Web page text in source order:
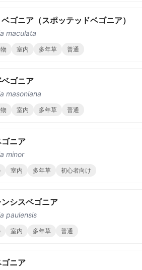
ゴニア（スポッテッドベゴニア）
maculata
室内 多年草 普通
ゴニア
masoniana
室内 多年草 普通
ニア
minor
室内 多年草 初心者向け
シスベゴニア
paulensis
室内 多年草 普通
ニア